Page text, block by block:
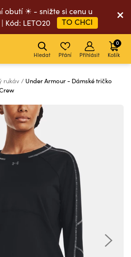
obutí ☀ - snižte si cenu u
Kód: LETO20
TO CHCI
Hledat Přání Přihlásit Košík
0
rukáv
Under Armour - Dámské tričko